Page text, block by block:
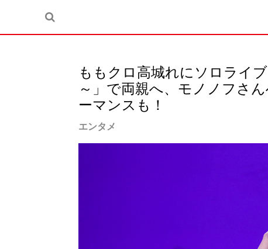
ももクロ高城れにソロライ
～」で両親へ、モノノフさ
ーマンスも！
エンタメ